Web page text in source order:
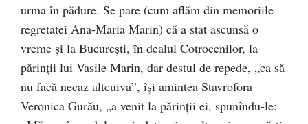
urma în pădure. Se pare (cum aflăm din memoriile
regretatei Ana-Maria Marin) că a stat ascunsă o
vreme şi la Bucureşti, în dealul Cotrocenilor, la
părinţii lui Vasile Marin, dar destul de repede, „ca să
nu facă necaz altcuiva”, îşi amintea Stavrofora
Veronica Gurău, „a venit la părinţii ei, spunîndu-le: